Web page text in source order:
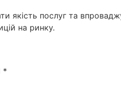
якість послуг та
на ринку.
*